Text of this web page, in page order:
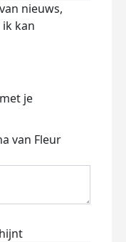
nieuws,
kan
je
van Fleur